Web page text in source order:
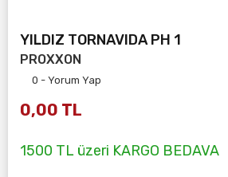
YILDIZ TORNAVIDA PH 1
PROXXON
0 - Yorum Yap
0,00 TL
1500 TL üzeri KARGO BEDAVA